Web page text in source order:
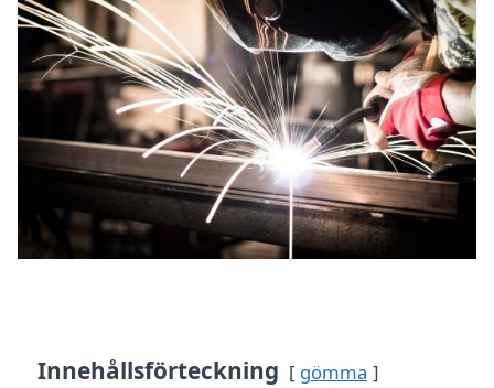
Innehållsförteckning gömma